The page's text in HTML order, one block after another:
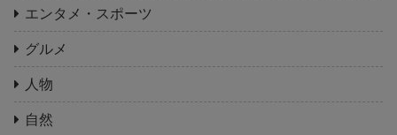
エンタメ・スポーツ
グルメ
人物
自然